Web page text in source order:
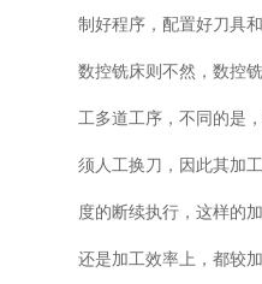
制好程序，配置好刀具
数控铣床则不然，数控
工多道工序，不同的是
须人工换刀，因此其加
度的断续执行，这样的
还是加工效率上，都较